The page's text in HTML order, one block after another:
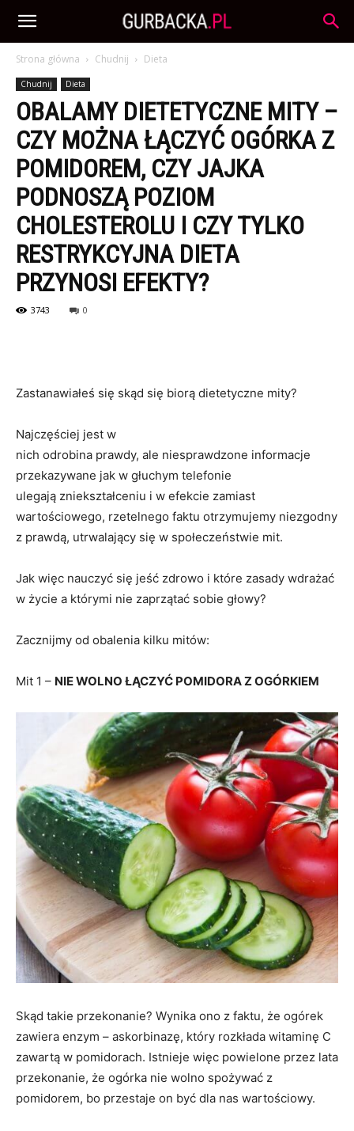
Strona główna Chudnij Dieta
Chudnij Dieta
OBALAMY DIETETYCZNE MITY –
CZY MOŻNA ŁĄCZYĆ OGÓRKA Z
POMIDOREM, CZY JAJKA
PODNOSZĄ POZIOM
CHOLESTEROLU I CZY TYLKO
RESTRYKCYJNA DIETA
PRZYNOSI EFEKTY?
3743 0
Zastanawiałeś się skąd się biorą dietetyczne mity?
Najczęściej jest w
nich odrobina prawdy, ale niesprawdzone informacje
przekazywane jak w głuchym telefonie
ulegają zniekształceniu i w efekcie zamiast
wartościowego, rzetelnego faktu otrzymujemy niezgodny
z prawdą, utrwalający się w społeczeństwie mit.
Jak więc nauczyć się jeść zdrowo i które zasady wdrażać
w życie a którymi nie zaprzątać sobie głowy?
Zacznijmy od obalenia kilku mitów:
Mit 1 – NIE WOLNO ŁĄCZYĆ POMIDORA Z OGÓRKIEM
Skąd takie przekonanie? Wynika ono z faktu, że ogórek
zawiera enzym – askorbinazę, który rozkłada witaminę C
zawartą w pomidorach. Istnieje więc powielone przez lata
przekonanie, że ogórka nie wolno spożywać z
pomidorem, bo przestaje on być dla nas wartościowy.